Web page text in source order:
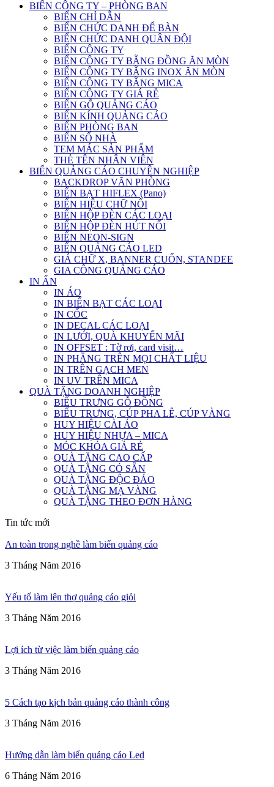
BIỂN CÔNG TY – PHÒNG BAN
BIỂN CHỈ DẪN
BIỂN CHỨC DANH ĐỂ BÀN
BIỂN CHỨC DANH QUÂN ĐỘI
BIỂN CÔNG TY
BIỂN CÔNG TY BẰNG ĐỒNG ĂN MÒN
BIỂN CÔNG TY BẰNG INOX ĂN MÒN
BIỂN CÔNG TY BẰNG MICA
BIỂN CÔNG TY GIÁ RẺ
BIỂN GỖ QUẢNG CÁO
BIỂN KÍNH QUẢNG CÁO
BIỂN PHÒNG BAN
BIỂN SỐ NHÀ
TEM MÁC SẢN PHẨM
THẺ TÊN NHÂN VIÊN
BIỂN QUẢNG CÁO CHUYÊN NGHIỆP
BACKDROP VĂN PHÒNG
BIỂN BẠT HIFLEX (Pano)
BIỂN HIỆU CHỮ NỔI
BIỂN HỘP ĐÈN CÁC LOẠI
BIỂN HỘP ĐÈN HÚT NỔI
BIỂN NEON-SIGN
BIỂN QUẢNG CÁO LED
GIÁ CHỮ X, BANNER CUỐN, STANDEE
GIA CÔNG QUẢNG CÁO
IN ẤN
IN ÁO
IN BIỂN BẠT CÁC LOẠI
IN CỐC
IN DECAL CÁC LOẠI
IN LƯỚI, QUÀ KHUYẾN MÃI
IN OFFSET : Tờ rơi, card visit…
IN PHẲNG TRÊN MỌI CHẤT LIỆU
IN TRÊN GẠCH MEN
IN UV TRÊN MICA
QUÀ TẶNG DOANH NGHIỆP
BIỂU TRƯNG GỖ ĐỒNG
BIỂU TRƯNG, CÚP PHA LÊ, CÚP VÀNG
HUY HIỆU CÀI ÁO
HUY HIỆU NHỰA – MICA
MÓC KHÓA GIÁ RẺ
QUÀ TẶNG CAO CẤP
QUÀ TẶNG CÓ SẴN
QUÀ TẶNG ĐỘC ĐÁO
QUÀ TẶNG MẠ VÀNG
QUÀ TẶNG THEO ĐƠN HÀNG
Tin tức mới
An toàn trong nghề làm biển quảng cáo
3 Tháng Năm 2016
Yếu tố làm lên thợ quảng cáo giỏi
3 Tháng Năm 2016
Lợi ích từ việc làm biển quảng cáo
3 Tháng Năm 2016
5 Cách tạo kịch bản quảng cáo thành công
3 Tháng Năm 2016
Hướng dẫn làm biển quảng cáo Led
6 Tháng Năm 2016